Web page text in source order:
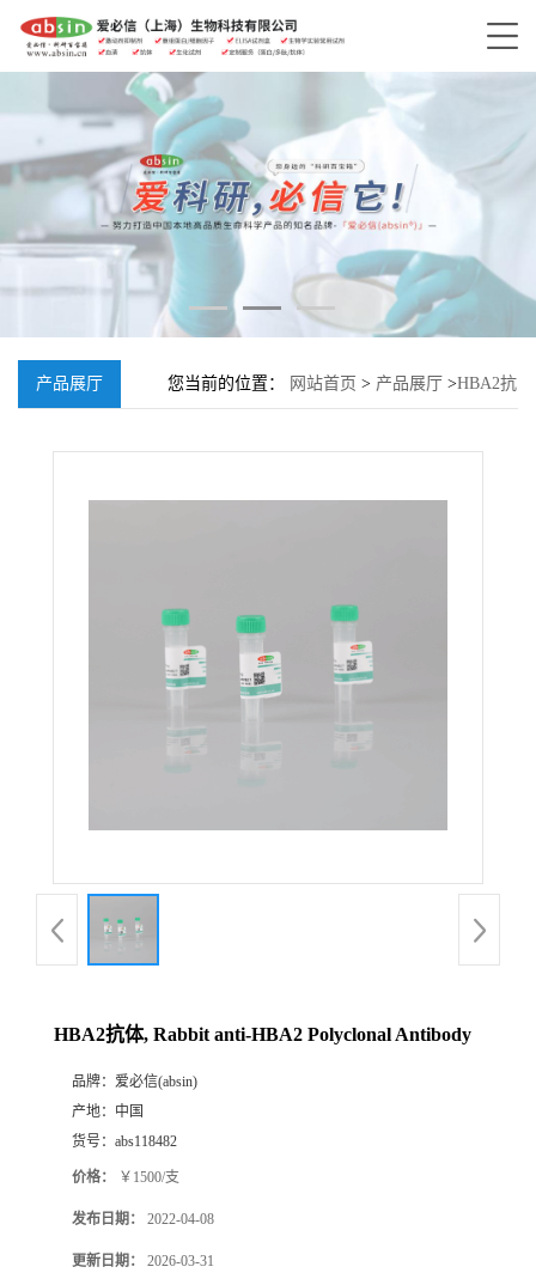
产品展厅 您当前的位置： 网站首页 > 产品展厅 >HBA2抗
HBA2抗体, Rabbit anti-HBA2 Polyclonal Antibody
品牌： 爱必信(absin)
产地： 中国
货号： abs118482
价格： ￥1500/支
发布日期： 2022-04-08
更新日期： 2026-03-31